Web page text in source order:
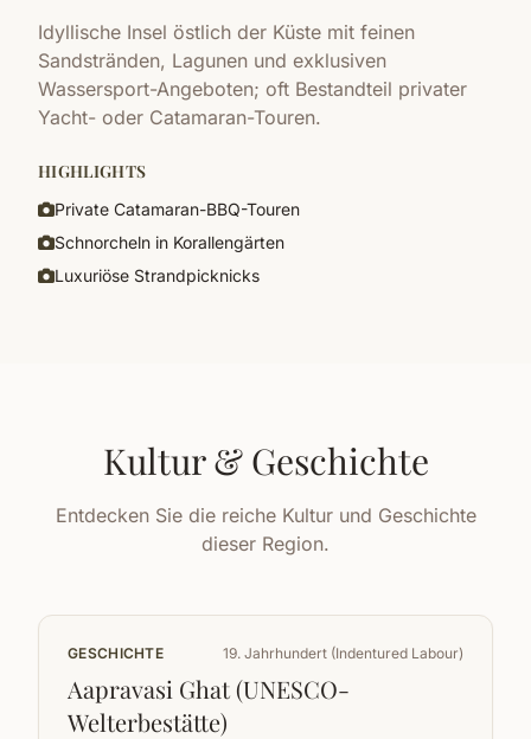
Idyllische Insel östlich der Küste mit feinen
Sandstränden, Lagunen und exklusiven
Wassersport-Angeboten; oft Bestandteil privater
Yacht- oder Catamaran-Touren.
HIGHLIGHTS
Private Catamaran-BBQ-Touren
Schnorcheln in Korallengärten
Luxuriöse Strandpicknicks
Kultur & Geschichte
Entdecken Sie die reiche Kultur und Geschichte
dieser Region.
GESCHICHTE 19. Jahrhundert (Indentured Labour)
Aapravasi Ghat (UNESCO-
Welterbestätte)